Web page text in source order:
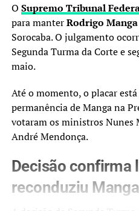
O Supremo Tribunal
para manterRodrigo Manga
Sorocaba. O julgamento
Segunda Turma da Corte e
maio.
Até o momento, o placar
permanência de Manga na
votaram os ministros Nunes
André Mendonça.
Decisão confirma
reconduziu